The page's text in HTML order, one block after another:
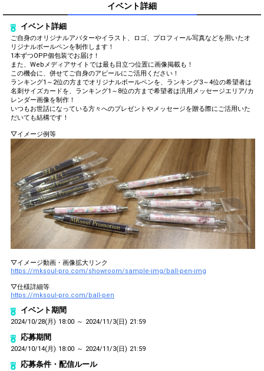
To cheer on performers, you can
send them gifts.
To send performers paid items,
you must use Show Gold.
Close
イベント詳細
イベント詳細
ご自身のオリジナルアバターやイラスト、ロゴ、プロフィール写真などを用いたオ
リジナルボールペンを制作します！
1本ずつOPP個包装でお届け！
また、Webメディアサイトでは最も目立つ位置に画像掲載も！
この機会に、併せてご自身のアピールにご活用ください！
ランキング1～2位の方までオリジナルボールペンを、ランキング3～4位の希望者は
名刺サイズカードを、ランキング1～8位の方まで希望者は汎用メッセージエリア/カ
レンダー画像を制作！
いつもお世話になっている方々へのプレゼントやメッセージを贈る際にご活用いた
だいても結構です！
▽イメージ例等
▽イメージ動画・画像拡大リンク
https://mksoul-pro.com/showroom/sample-img/ball-pen-img
▽仕様詳細等
https://mksoul-pro.com/ball-pen
イベント期間
2024/10/28(月) 18:00 ～ 2024/11/3(日) 21:59
応募期間
2024/10/14(月) 18:00 ～ 2024/11/3(日) 21:59
応募条件・配信ルール